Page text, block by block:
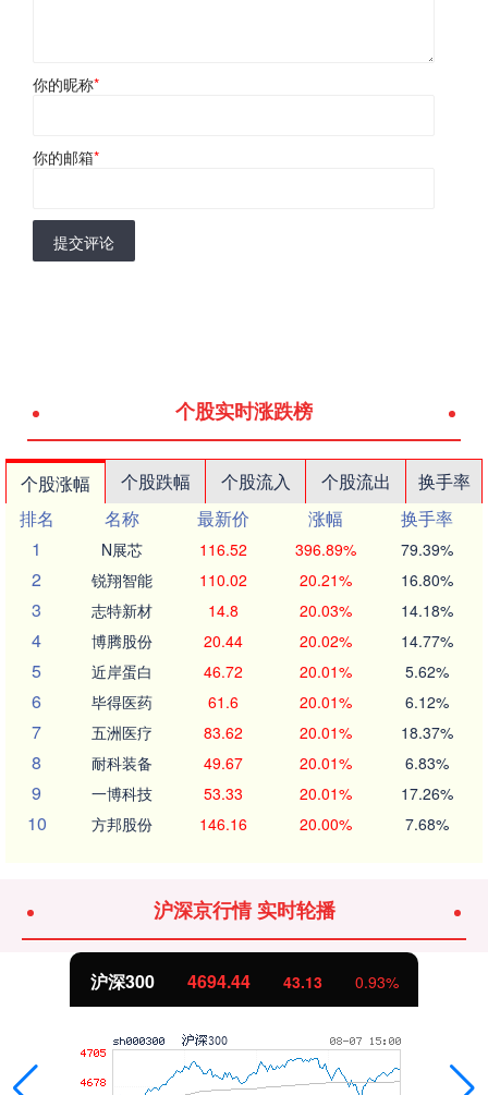
你的昵称*
你的邮箱*
提交评论
个股实时涨跌榜
个股涨幅 个股跌幅 个股流入 个股流出
换手率
排名
名称 最新价 涨幅
换手率
1
N展芯 116.52 396.89% 79.39%
2 锐翔智能 110.02 20.21% 16.80%
3 志特新材 14.8 20.03% 14.18%
4 博腾股份 20.44 20.02% 14.77%
5 近岸蛋白 46.72 20.01% 5.62%
6 毕得医药 61.6 20.01% 6.12%
7 五洲医疗 83.62 20.01% 18.37%
8 耐科装备 49.67 20.01% 6.83%
9 一博科技 53.33 20.01% 17.26%
10 方邦股份 146.16 20.00% 7.68%
沪深京行情 实时轮播
沪深300 4694.44 43.13 0.93%